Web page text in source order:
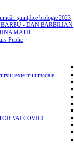
științifice biologie 2023
- DAN BARBILIAN
MATH
Public
texte multimodale
VALCOVICI